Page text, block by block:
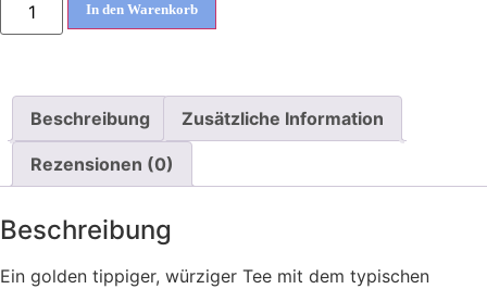
In den Warenkorb
Beschreibung Zusätzliche Information
Rezensionen (0)
Beschreibung
Ein golden tippiger, würziger Tee mit dem typischen